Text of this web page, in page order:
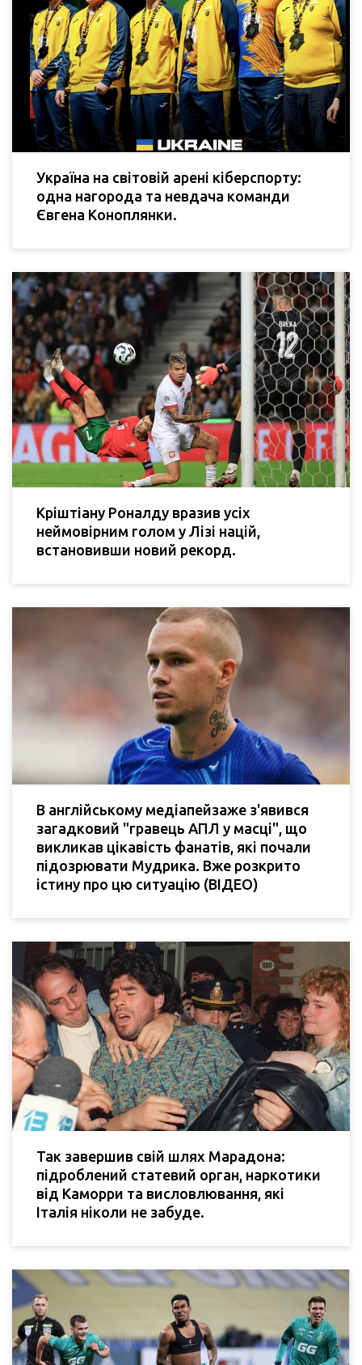
Україна на світовій арені кіберспорту:
одна нагорода та невдача команди
Євгена Коноплянки.
Кріштіану Роналду вразив усіх
неймовірним голом у Лізі націй,
встановивши новий рекорд.
В англійському медіапейзаже з'явився
загадковий "гравець АПЛ у масці", що
викликав цікавість фанатів, які почали
підозрювати Мудрика. Вже розкрито
істину про цю ситуацію (ВІДЕО)
Так завершив свій шлях Марадона:
підроблений статевий орган, наркотики
від Каморри та висловлювання, які
Італія ніколи не забуде.